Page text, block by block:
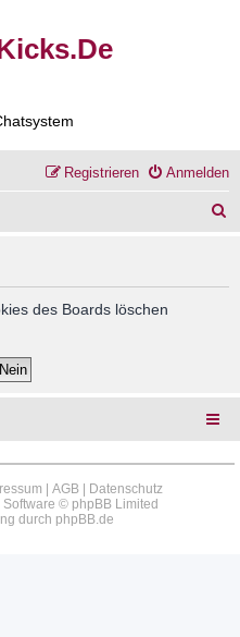
Anmelden
Registrieren
des Boards löschen
AGB|
Datenschutz
© phpBB Limited
durch phpBB.de